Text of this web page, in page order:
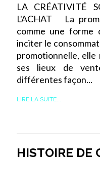
LA CRÉATIVITÉ
L'ACHAT La
comme une forme
inciter le
promotionnelle,
ses lieux de
différentes façon...
LIRE LA SUITE...
HISTOIRE DE